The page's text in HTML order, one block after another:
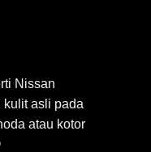
Nissan
kulit asli pada
atau kotor